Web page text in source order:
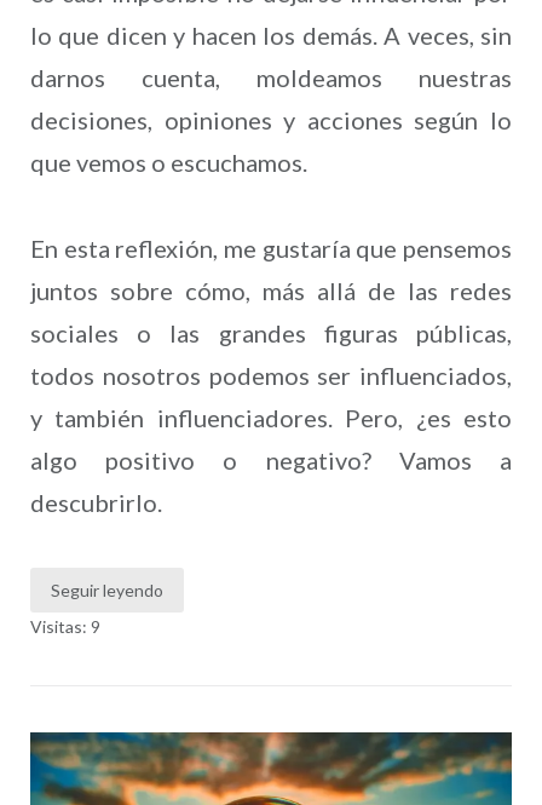
lo que dicen y hacen los demás. A veces, sin
darnos cuenta, moldeamos nuestras
decisiones, opiniones y acciones según lo
que vemos o escuchamos.
En esta reflexión, me gustaría que pensemos
juntos sobre cómo, más allá de las redes
sociales o las grandes figuras públicas,
todos nosotros podemos ser influenciados,
y también influenciadores. Pero, ¿es esto
algo positivo o negativo? Vamos a
descubrirlo.
Seguir leyendo
Visitas: 9